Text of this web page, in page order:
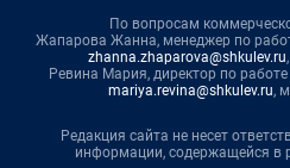
По вопросам
Жапарова Жанна, менеджер по
zhanna.zhaparova@shkulev.ru
Ревина Мария, директор по
mariya.revina@shkulev.ru,
Редакция сайта не несет
информации, содержащейся в